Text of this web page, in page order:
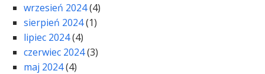
wrzesień 2024(4)
sierpień 2024(1)
lipiec 2024(4)
czerwiec 2024(3)
maj 2024(4)